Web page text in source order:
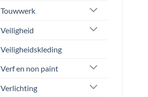
Touwwerk
Veiligheid
Veiligheidskleding
Verf en non paint
Verlichting